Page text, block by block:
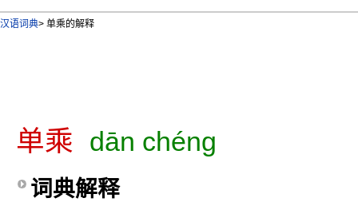
汉语词典> 单乘的解释
单乘 dān chéng
词典解释